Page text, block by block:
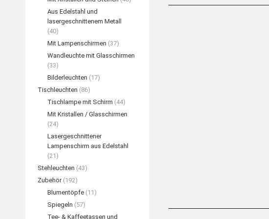
Aus Edelstahl und
lasergeschnittenem Metall
(40)
Mit Lampenschirmen (37)
Wandleuchte mit Glasschirmen
(33)
Bilderleuchten (17)
Tischleuchten (86)
Tischlampe mit Schirm (44)
Mit Kristallen / Glasschirmen
(24)
Lasergeschnittener
Lampenschirm aus Edelstahl
(21)
Stehleuchten (43)
Zubehör (192)
Blumentöpfe (11)
Spiegeln (57)
Tee- & Kaffeetassen und